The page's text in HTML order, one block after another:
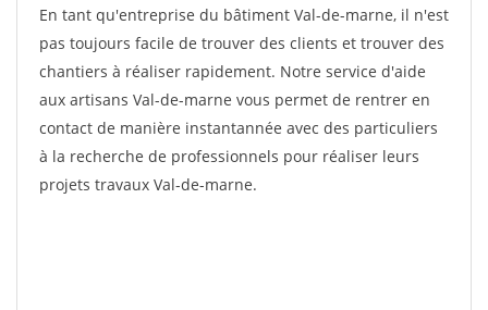
En tant qu'entreprise du bâtiment Val-de-marne, il n'est
pas toujours facile de trouver des clients et trouver des
chantiers à réaliser rapidement. Notre service d'aide
aux artisans Val-de-marne vous permet de rentrer en
contact de manière instantannée avec des particuliers
à la recherche de professionnels pour réaliser leurs
projets travaux Val-de-marne.